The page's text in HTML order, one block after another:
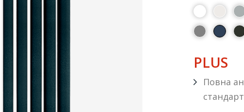
PLUS
Повна
стандарт